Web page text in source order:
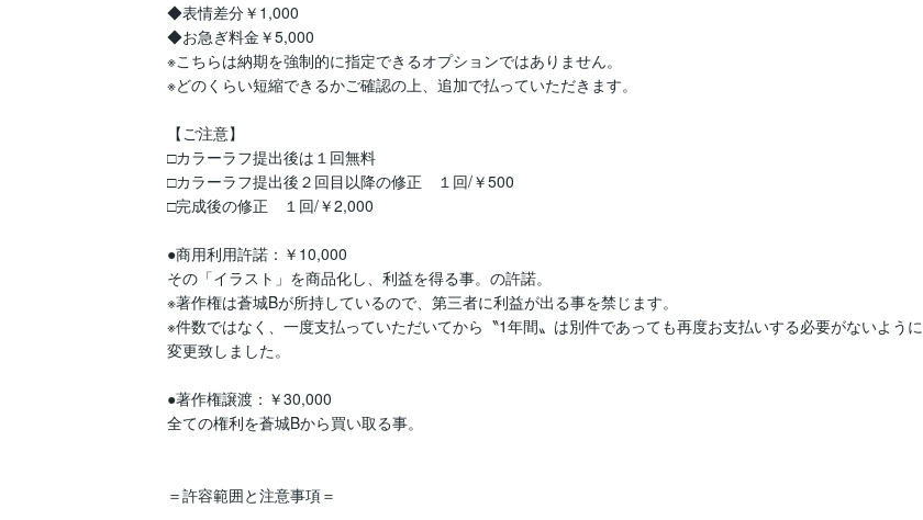
◆表情差分￥1,000
◆お急ぎ料金￥5,000
※こちらは納期を強制的に指定できるオプションではありません。
※どのくらい短縮できるかご確認の上、追加で払っていただきます。
【ご注意】
□カラーラフ提出後は１回無料
□カラーラフ提出後２回目以降の修正　１回/￥500
□完成後の修正　１回/￥2,000
●商用利用許諾：￥10,000
その「イラスト」を商品化し、利益を得る事。の許諾。
※著作権は蒼城Bが所持しているので、第三者に利益が出る事を禁じます。
※件数ではなく、一度支払っていただいてから〝1年間〟は別件であっても再度お支払いする必要がないように
変更致しました。
●著作権譲渡：￥30,000
全ての権利を蒼城Bから買い取る事。
＝許容範囲と注意事項＝